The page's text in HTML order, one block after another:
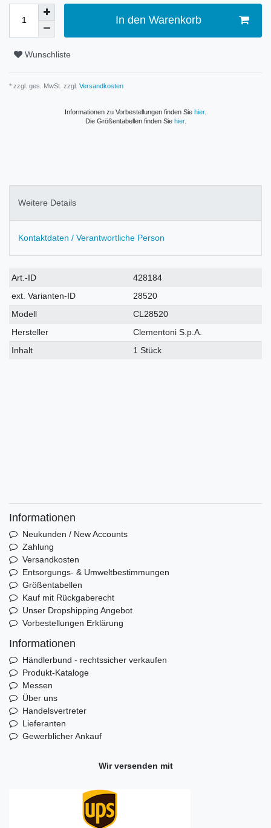
In den Warenkorb
Wunschliste
* zzgl. ges. MwSt. zzgl. Versandkosten
Informationen zu Vorbestellungen finden Sie hier.
Die Größentabellen finden Sie hier.
Weitere Details
Kontaktdaten / Verantwortliche Person
Technisches
Merkmal
Wert
Art.-ID
428184
ext. Varianten-ID
28520
Modell
CL28520
Hersteller
Clementoni S.p.A.
Inhalt
1 Stück
Informationen
Neukunden / New Accounts
Zahlung
Versandkosten
Entsorgungs- & Umweltbestimmungen
Größentabellen
Kauf mit Rückgaberecht
Unser Dropshipping Angebot
Vorbestellungen Erklärung
Informationen
Händlerbund - rechtssicher verkaufen
Produkt-Kataloge
Messen
Über uns
Handelsvertreter
Lieferanten
Gewerblicher Ankauf
Wir versenden mit